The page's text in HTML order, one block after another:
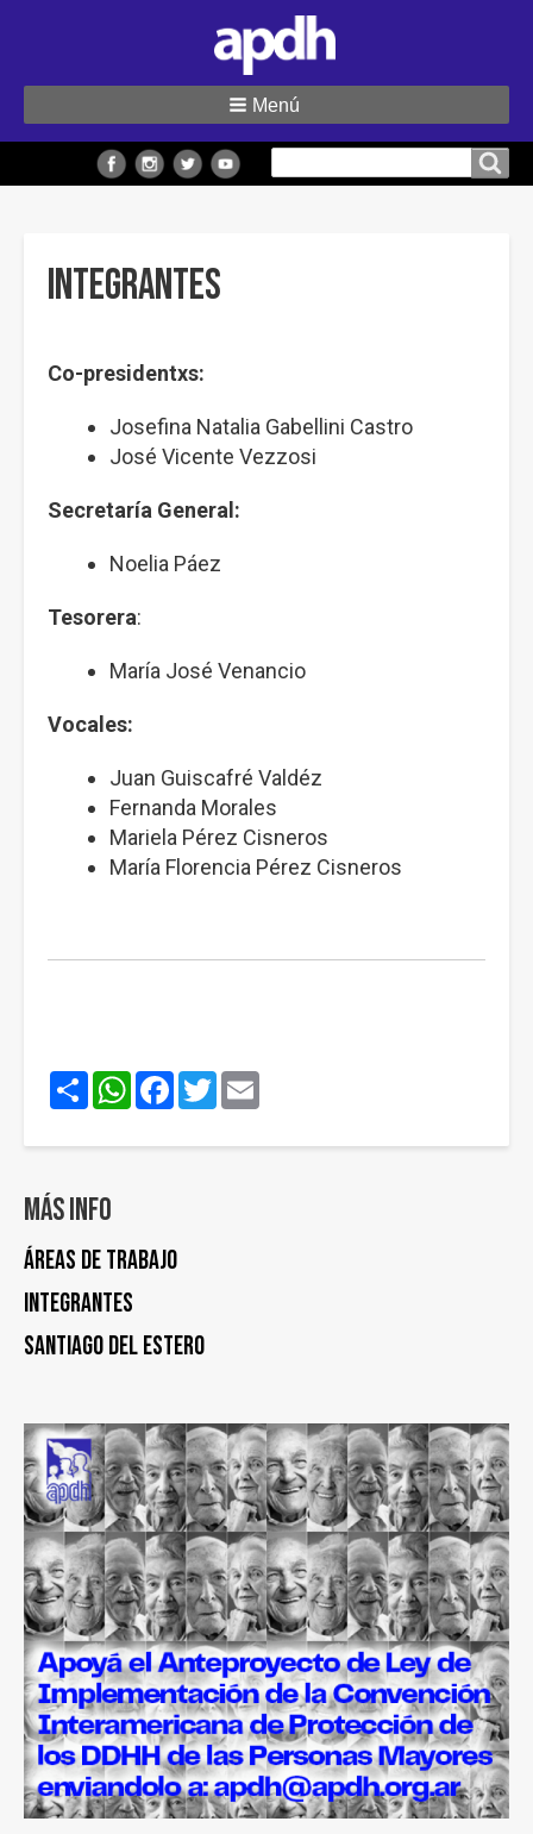
Menú
Integrantes
Co-presidentxs:
Josefina Natalia Gabellini Castro
José Vicente Vezzosi
Secretaría General:
Noelia Páez
Tesorera:
María José Venancio
Vocales:
Juan Guiscafré Valdéz
Fernanda Morales
Mariela Pérez Cisneros
María Florencia Pérez Cisneros
ShareWhatsApp
Facebook
Twitter
Más info
Áreas de trabajo
Integrantes
Santiago del Estero